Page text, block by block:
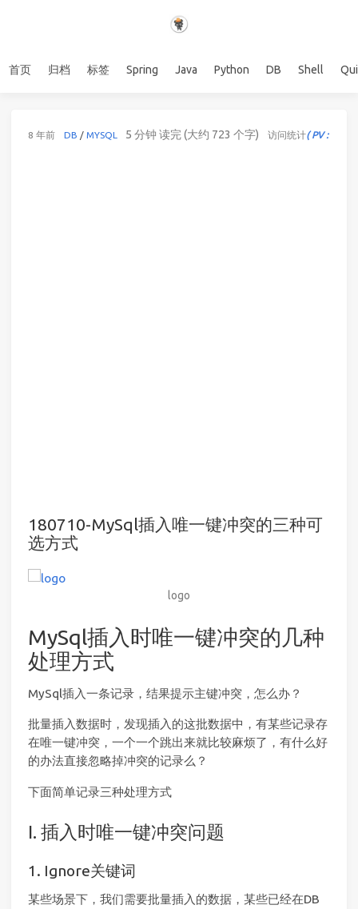
首页 归档 标签 Spring Java Python DB Shell
8 年前 DB / MYSQL 5 分钟 读完 (大约 723 个字) 访问统计( PV : 154 |
180710-MySql插入唯一键冲突的三种可
选方式
logo
MySql插入时唯一键冲突的几种
处理方式
MySql插入一条记录，结果提示主键冲突，怎么办？
批量插入数据时，发现插入的这批数据中，有某些记录存
在唯一键冲突，一个一个跳出来就比较麻烦了，有什么好
的办法直接忽略掉冲突的记录么？
下面简单记录三种处理方式
I. 插入时唯一键冲突问题
1. Ignore关键词
某些场景下，我们需要批量插入的数据，某些已经在DB